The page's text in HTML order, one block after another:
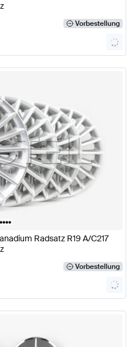
Vorbestellung
•••
Radsatz R19 A/C217
Vorbestellung